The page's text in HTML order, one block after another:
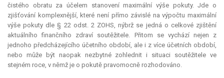
čistého obratu za účelem stanovení maximální výše pokuty. Jde o
zjišťování komplexnější, které není přímo závislé na výpočtu maximální
výše pokuty dle § 22 odst. 2 ZOHS, nýbrž se jedná o celkové zjištění
aktuálního finančního zdraví soutěžitele. Přitom se vychází nejen z
jednoho předcházejícího účetního období, ale i z více účetních období,
nebo může být naopak nezbytné zohlednit i situaci soutěžitele ve
stejném roce, v němž je o pokutě pravomocně rozhodováno.